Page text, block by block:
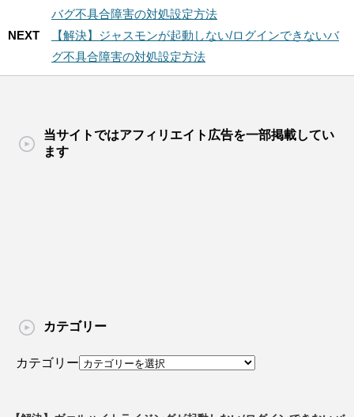
バグ不具合障害の対処設定方法
NEXT
【解決】ジャスモンが起動しない/ログインできないバ
グ不具合障害の対処設定方法
当サイトではアフィリエイト広告を一部掲載してい
ます
カテゴリー
カテゴリー